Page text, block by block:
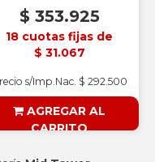
$ 353.925
18 cuotas fijas de
$ 31.067
s/Imp.Nac. $ 292.500
AGREGAR AL
CARRITO